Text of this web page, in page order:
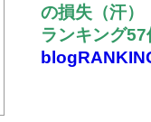
の損失（汗）
ランキング